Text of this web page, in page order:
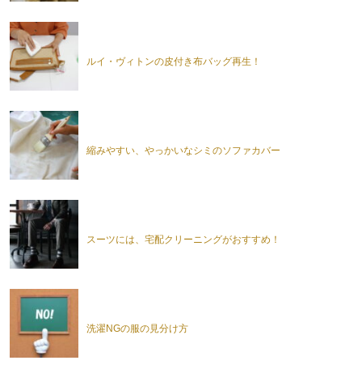
ルイ・ヴィトンの皮付き布バッグ再生！
縮みやすい、やっかいなシミのソファカバー
スーツには、宅配クリーニングがおすすめ！
洗濯NGの服の見分け方